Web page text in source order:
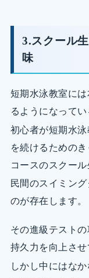
3.スクール
味
短期水泳教室に
るようになってい
初心者が短期水
を続けるための
コースのスクー
民間のスイミン
のが存在します。
その進級テスト
持久力を向上させ
しかし中にはな